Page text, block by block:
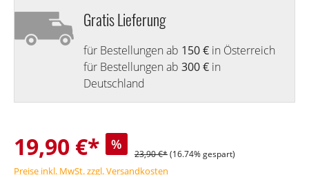
Gratis Lieferung
für Bestellungen ab 150 € in Österreich
für Bestellungen ab 300 € in
Deutschland
19,90 €* %
23,90 €*(16.74% gespart)
Preise inkl. MwSt. zzgl. Versandkosten